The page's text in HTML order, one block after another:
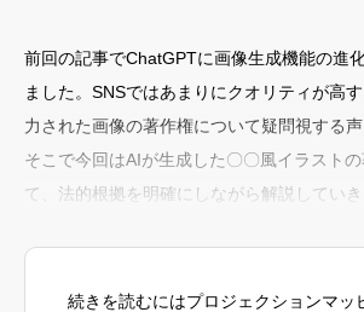
前回の記事でChatGPTに画像生成機能の進
ました。SNSではあまりにクオリティが高
力された画像の著作権について疑問視する声
そこで今回はAIが生成した〇〇風イラスト
て、法的根拠を明確にしながら解説してい
は、「アイデアやスタイル自体は保護され
続きを読むにはプロジェクションマッ
トップページ
会員限定コンテンツ・特典
著作権法の基本原則 - アイデア・表現
著作権侵害となり得るケース